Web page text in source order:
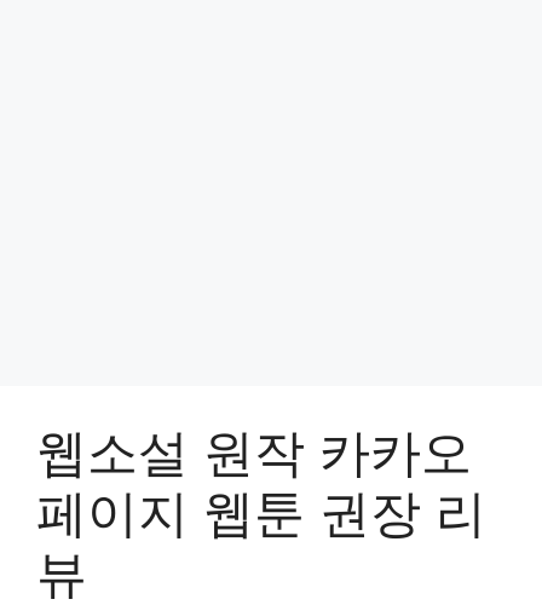
웹소설 원작 카카오
페이지 웹툰 권장 리
뷰